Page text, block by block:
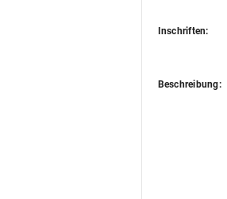
Inschriften:
Beschreibung: